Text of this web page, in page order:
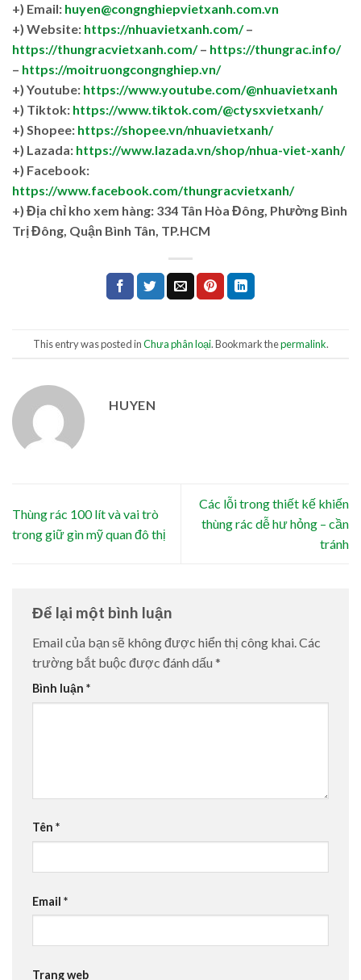
+) Email: huyen@congnghiepvietxanh.com.vn
+) Website: https://nhuavietxanh.com/–
https://thungracvietxanh.com/– https://thungrac.info/
– https://moitruongcongnghiep.vn/
+) Youtube: https://www.youtube.com/@nhuavietxanh
+) Tiktok: https://www.tiktok.com/@ctysxvietxanh/
+) Shopee: https://shopee.vn/nhuavietxanh/
+) Lazada: https://www.lazada.vn/shop/nhua-viet-xanh/
+) Facebook:
https://www.facebook.com/thungracvietxanh/
+) Địa chỉ kho xem hàng: 334 Tân Hòa Đông, Phường Bình
Trị Đông, Quận Bình Tân, TP.HCM
This entry was posted inChưa phân loại. Bookmark thepermalink.
HUYEN
Thùng rác 100 lít và vai trò
trong giữ gìn mỹ quan đô thị
Các lỗi trong thiết kế khiến
thùng rác dễ hư hỏng – cần
tránh
Để lại một bình luận
Email của bạn sẽ không được hiển thị công khai.Các
trường bắt buộc được đánh dấu *
Bình luận *
Tên *
Email *
Trang web